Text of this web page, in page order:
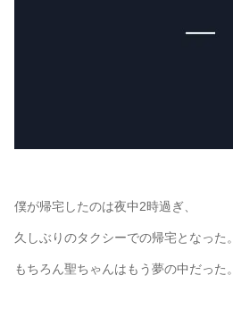
僕が帰宅したのは夜中2時過ぎ、
久しぶりのタクシーでの帰宅となった。
もちろん聖ちゃんはもう夢の中だった。